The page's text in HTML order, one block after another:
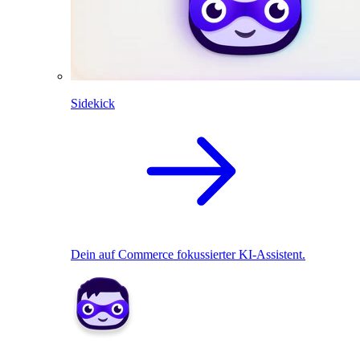
Sidekick
Dein auf Commerce fokussierter KI-Assistent.